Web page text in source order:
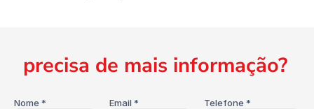
precisa de mais informação?
Nome * Email * Telefone *